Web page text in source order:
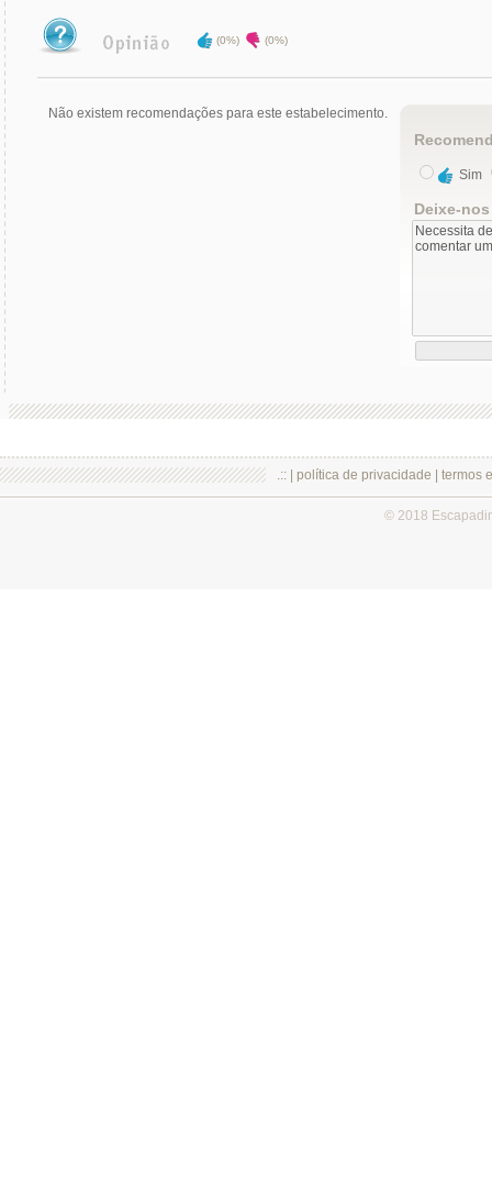
(0%) (0%)
Não existem recomendações para este estabelecimento.
Sim
Deixe-
.:: | política de privacidade termos
© 2018